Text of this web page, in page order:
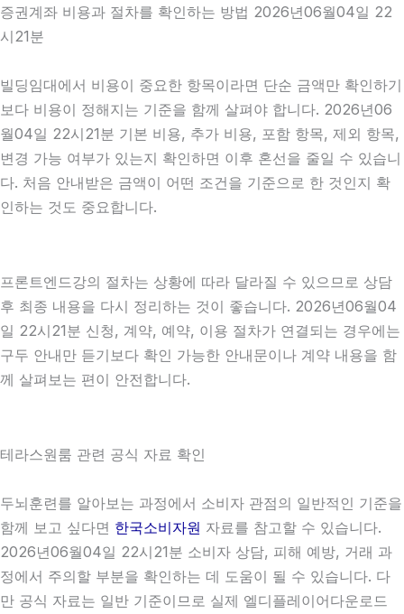
증권계좌 비용과 절차를 확인하는 방법 2026년06월04일 22
시21분
빌딩임대에서 비용이 중요한 항목이라면 단순 금액만 확인하기
보다 비용이 정해지는 기준을 함께 살펴야 합니다. 2026년06
월04일 22시21분 기본 비용, 추가 비용, 포함 항목, 제외 항목,
변경 가능 여부가 있는지 확인하면 이후 혼선을 줄일 수 있습니
다. 처음 안내받은 금액이 어떤 조건을 기준으로 한 것인지 확
인하는 것도 중요합니다.
프론트엔드강의 절차는 상황에 따라 달라질 수 있으므로 상담
후 최종 내용을 다시 정리하는 것이 좋습니다. 2026년06월04
일 22시21분 신청, 계약, 예약, 이용 절차가 연결되는 경우에는
구두 안내만 듣기보다 확인 가능한 안내문이나 계약 내용을 함
께 살펴보는 편이 안전합니다.
테라스원룸 관련 공식 자료 확인
두뇌훈련를 알아보는 과정에서 소비자 관점의 일반적인 기준을
함께 보고 싶다면 한국소비자원 자료를 참고할 수 있습니다.
2026년06월04일 22시21분 소비자 상담, 피해 예방, 거래 과
정에서 주의할 부분을 확인하는 데 도움이 될 수 있습니다. 다
만 공식 자료는 일반 기준이므로 실제 엘디플레이어다운로드